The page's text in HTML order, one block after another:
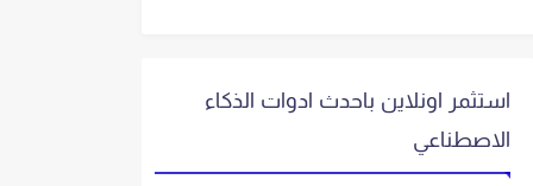
استثمر اونلاين باحدث ادوات الذكاء
الاصطناعي